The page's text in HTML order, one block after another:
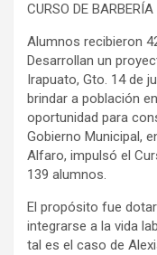
CURSO DE BARBERÍA
Alumnos recibieron
Desarrollan un
Irapuato, Gto. 14 de
brindar a población
oportunidad para
Gobierno Municipal,
Alfaro, impulsó el
139 alumnos.
El propósito fue
integrarse a la vida
tal es el caso de